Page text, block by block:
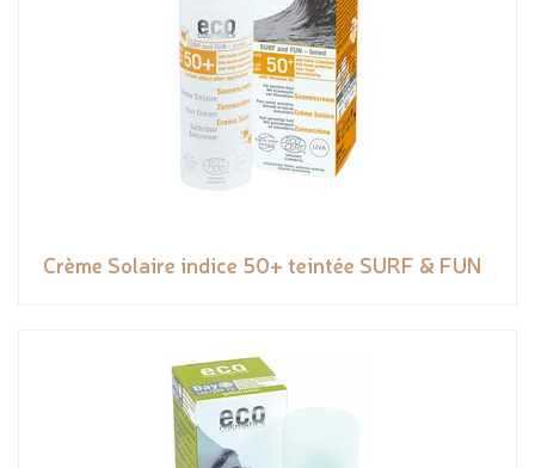
Crème Solaire indice 50+ teintée SURF & FUN